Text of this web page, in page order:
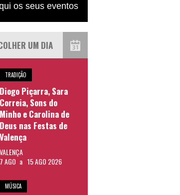
os seus eventos
TRADIÇÃO
Diogo Piçarra, Sara
Correia, Sons do
Minho e Carolina de
Deus nas Festas de
Valença
VALENÇA
7 AGO a 15 AGO 2026
MÚSICA